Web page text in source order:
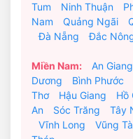
Tum
Ninh Thuận
Nam
Quảng Ngãi
Đà Nẵng
Đắc
Miền Nam: An Giang
Dương
Bình Phước
Thơ
Hậu Giang Hồ
An
Sóc Trăng Tây
Vĩnh Long
Vũng